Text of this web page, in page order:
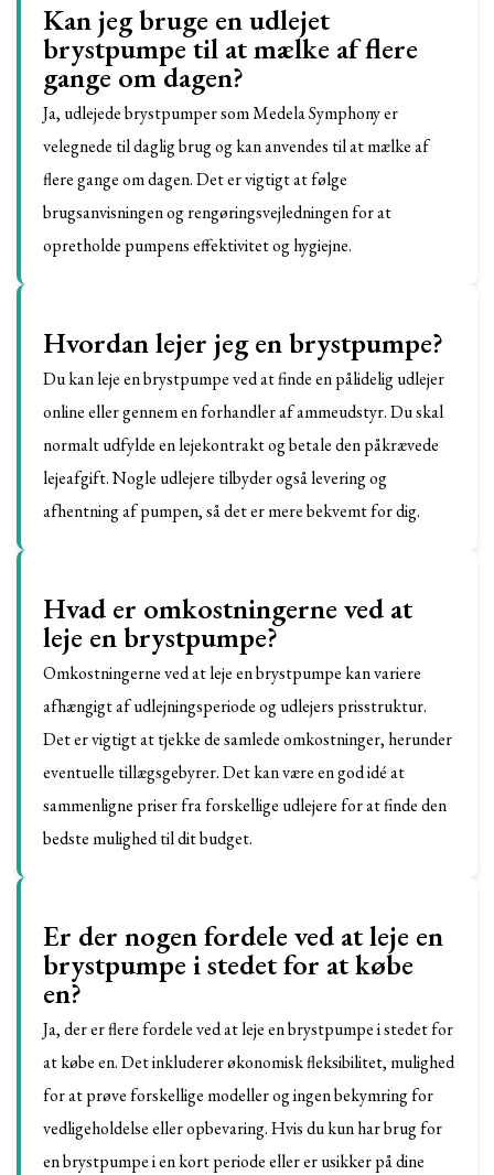
Kan jeg bruge en udlejet
brystpumpe til at mælke af flere
gange om dagen?
Ja, udlejede brystpumper som Medela Symphony er
velegnede til daglig brug og kan anvendes til at mælke af
flere gange om dagen. Det er vigtigt at følge
brugsanvisningen og rengøringsvejledningen for at
opretholde pumpens effektivitet og hygiejne.
Hvordan lejer jeg en brystpumpe?
Du kan leje en brystpumpe ved at finde en pålidelig udlejer
online eller gennem en forhandler af ammeudstyr. Du skal
normalt udfylde en lejekontrakt og betale den påkrævede
lejeafgift. Nogle udlejere tilbyder også levering og
afhentning af pumpen, så det er mere bekvemt for dig.
Hvad er omkostningerne ved at
leje en brystpumpe?
Omkostningerne ved at leje en brystpumpe kan variere
afhængigt af udlejningsperiode og udlejers prisstruktur.
Det er vigtigt at tjekke de samlede omkostninger, herunder
eventuelle tillægsgebyrer. Det kan være en god idé at
sammenligne priser fra forskellige udlejere for at finde den
bedste mulighed til dit budget.
Er der nogen fordele ved at leje en
brystpumpe i stedet for at købe
en?
Ja, der er flere fordele ved at leje en brystpumpe i stedet for
at købe en. Det inkluderer økonomisk fleksibilitet, mulighed
for at prøve forskellige modeller og ingen bekymring for
vedligeholdelse eller opbevaring. Hvis du kun har brug for
en brystpumpe i en kort periode eller er usikker på dine